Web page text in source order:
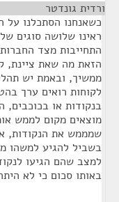
ורדית גונדטר
כשאנחנו הסתכלנו
ראינו שלושה סוגים
התחייבות מצד
הזאת מה שאת ציינת,
ממשיך, ובאמת יש
לקוחות רואים ערך
בנקודות או
מוצאים מקום לממש
שמממש את הנקודות,
בשביל להגיע למשהו
למצב שהם הגיעו
באותו סכום כי לא